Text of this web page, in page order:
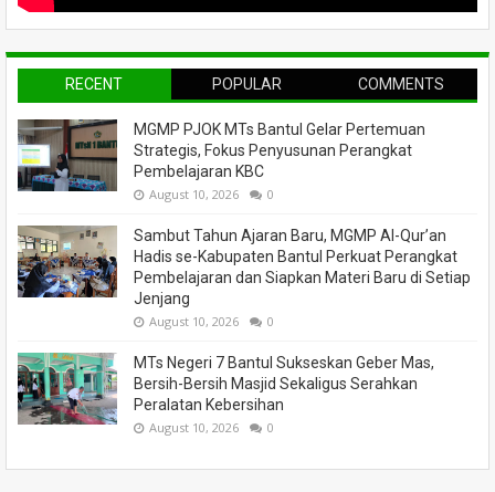
RECENT POPULAR COMMENTS
MGMP PJOK MTs Bantul Gelar Pertemuan
Strategis, Fokus Penyusunan Perangkat
Pembelajaran KBC
August 10, 2026 0
Sambut Tahun Ajaran Baru, MGMP Al-Qur’an
Hadis se-Kabupaten Bantul Perkuat Perangkat
Pembelajaran dan Siapkan Materi Baru di Setiap
Jenjang
August 10, 2026 0
MTs Negeri 7 Bantul Sukseskan Geber Mas,
Bersih-Bersih Masjid Sekaligus Serahkan
Peralatan Kebersihan
August 10, 2026 0